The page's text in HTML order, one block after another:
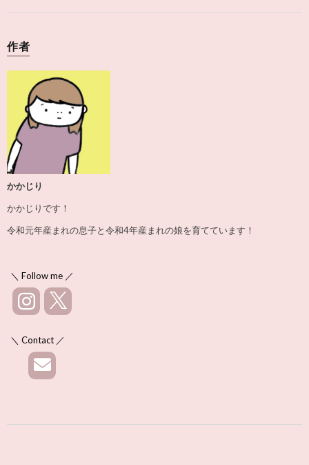
作者
かかじり
かかじりです！
令和元年産まれの息子と令和4年産まれの娘を育てています！
＼ Follow me ／
＼ Contact ／